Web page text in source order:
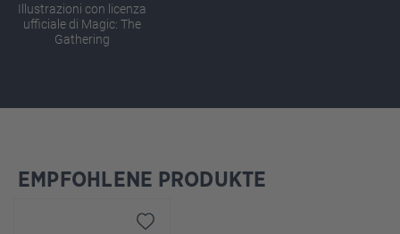
Illustrazioni con licenza
ufficiale di Magic: The
Gathering
Salta la galleria dei prodotti
EMPFOHLENE PRODUKTE